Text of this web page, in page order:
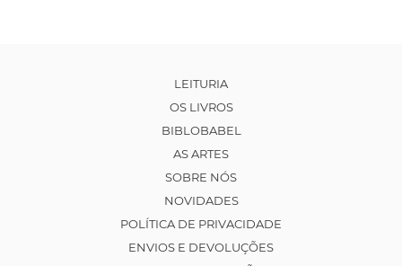
LEITURIA
OS LIVROS
BIBLOBABEL
AS ARTES
SOBRE NÓS
NOVIDADES
POLÍTICA DE PRIVACIDADE
ENVIOS E DEVOLUÇÕES